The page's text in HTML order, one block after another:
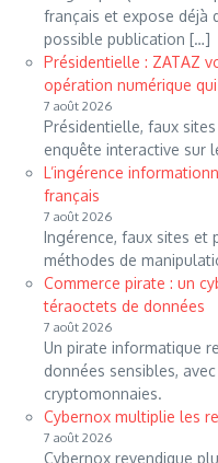
français et expose déjà
possible publication […]
Présidentielle : ZATAZ
opération numérique
7 août 2026
Présidentielle, faux
enquête interactive sur
L’ingérence
français
7 août 2026
Ingérence, faux sites et
méthodes de
Commerce pirate : un
téraoctets de données
7 août 2026
Un pirate informatique
données sensibles,
cryptomonnaies.
Cybernox multiplie les
7 août 2026
Cybernox revendique